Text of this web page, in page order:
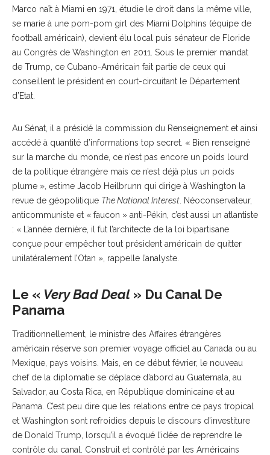
Marco naît à Miami en 1971, étudie le droit dans la même ville,
se marie à une pom-pom girl des Miami Dolphins (équipe de
football américain), devient élu local puis sénateur de Floride
au Congrès de Washington en 2011. Sous le premier mandat
de Trump, ce Cubano-Américain fait partie de ceux qui
conseillent le président en court-circuitant le Département
d’Etat.
Au Sénat, il a présidé la commission du Renseignement et ainsi
accédé à quantité d’informations top secret. « Bien renseigné
sur la marche du monde, ce n’est pas encore un poids lourd
de la politique étrangère mais ce n’est déjà plus un poids
plume », estime Jacob Heilbrunn qui dirige à Washington la
revue de géopolitique The National Interest . Néoconservateur,
anticommuniste et « faucon » anti-Pékin, c’est aussi un atlantiste
: « L’année dernière, il fut l’architecte de la loi bipartisane
conçue pour empêcher tout président américain de quitter
unilatéralement l’Otan », rappelle l’analyste.
Le « Very Bad Deal » Du Canal De
Panama
Traditionnellement, le ministre des Affaires étrangères
américain réserve son premier voyage officiel au Canada ou au
Mexique, pays voisins. Mais, en ce début février, le nouveau
chef de la diplomatie se déplace d’abord au Guatemala, au
Salvador, au Costa Rica, en République dominicaine et au
Panama. C’est peu dire que les relations entre ce pays tropical
et Washington sont refroidies depuis le discours d’investiture
de Donald Trump, lorsqu’il a évoqué l’idée de reprendre le
contrôle du canal. Construit et contrôlé par les Américains